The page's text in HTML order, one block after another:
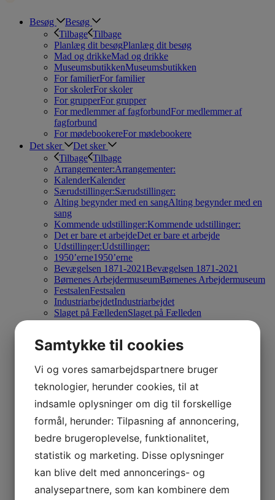
Besøg
Besøg
Tilbage Tilbage
Planlæg dit besøgPlanlæg dit besøg
Mad og drikkeMad og drikke
MuseumsbutikkenMuseumsbutikken
For familierFor familier
For skolerFor skoler
For grupperFor grupper
For medlemmer af fagforbundFor medlemmer af
fagforbund
For mødebookereFor mødebookere
Det sker
Det sker
Tilbage Tilbage
Arrangementer:Arrangementer:
KalenderKalender
Særudstillinger:Særudstillinger:
Alting begynder med en sangAlting begynder med en
sang
Kommende udstillinger:Kommende udstillinger:
Det er bare et arbejdeDet er bare et arbejde
Udstillinger:Udstillinger:
1950’erne1950’erne
Bevægelsen 1871-2021Bevægelsen 1871-2021
Børnenes ArbejdermuseumBørnenes Arbejdermuseum
FestsalenFestsalen
IndustriarbejdetIndustriarbejdet
Slaget på FælledenSlaget på Fælleden
Vi er arbejderneVi er arbejderne
Undervisning
Undervisning
DagtilbudDagtilbud
Indskoling
Indskoling
MellemtrinMellemtrin
UdskolingUdskoling
Gymnasiale uddannelser
Gymnasiale uddannelser
ErhvervsuddannelserErhvervsuddannelser
SprogskolerSprogskoler
Specialklasser
Praktisk infoPraktisk info
Digitale læremidlerDigitale læremidler
Pædagogisk viden og værktøjerPædagogisk viden og
værktøjer
Samtykke til cookies
Vi og vores samarbejdspartnere bruger
teknologier, herunder cookies, til at
indsamle oplysninger om dig til forskellige
formål, herunder: Tilpasning af annoncering,
bedre brugeroplevelse, funktionalitet,
statistik og marketing. Disse oplysninger
kan blive delt med annoncerings- og
analysepartnere, som kan kombinere dem